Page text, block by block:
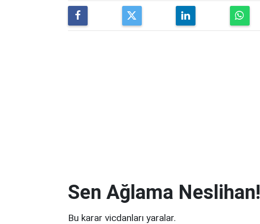
Sen Ağlama Neslihan!
Bu karar vicdanları yaralar.